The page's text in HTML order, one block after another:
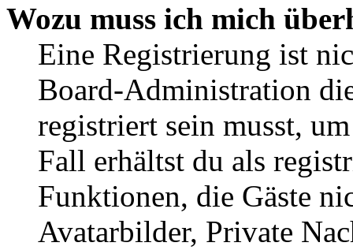
Wozu muss ich mich
Eine Registrierung ist
Board-Administration
registriert sein musst,
Fall erhältst du als
Funktionen, die Gäste
Avatarbilder, Private